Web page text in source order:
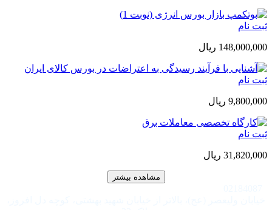
ثبت نام
148,000,000 ريال
ثبت نام
9,800,000 ريال
ثبت نام
31,820,000 ريال
مشاهده بیشتر